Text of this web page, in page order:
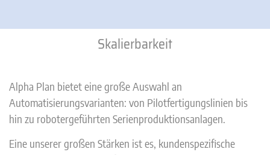
Skalierbarkeit
Alpha Plan bietet eine große Auswahl an
Automatisierungsvarianten: von Pilotfertigungslinien bis
hin zu robotergeführten Serienproduktionsanlagen.
Eine unserer großen Stärken ist es, kundenspezifische